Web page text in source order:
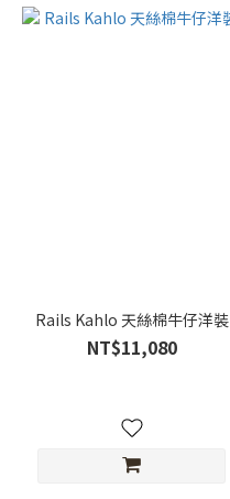
Rails Kahlo 天絲棉牛仔洋裝
NT$11,080